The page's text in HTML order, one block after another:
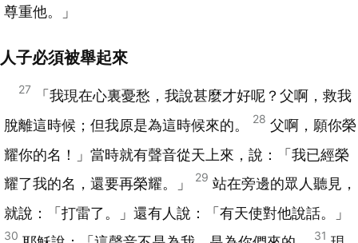
尊重他。」
人子必須被舉起來
27
「我現在心裏憂愁，我說甚麼才好呢？父啊，救我
脫離這時候；但我原是為這時候來的。
28 父啊，願你榮
耀你的名！」當時就有聲音從天上來，說：「我已經榮
耀了我的名，還要再榮耀。」
29 站在旁邊的眾人聽見，
就說：「打雷了。」還有人說：「有天使對他說話。」
30 31